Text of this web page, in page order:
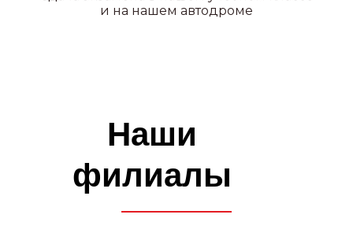
и на нашем автодроме
вождения
Возможность прохождения
водительской медицинской
ВСЕ В ОДНОМ МЕСТЕ